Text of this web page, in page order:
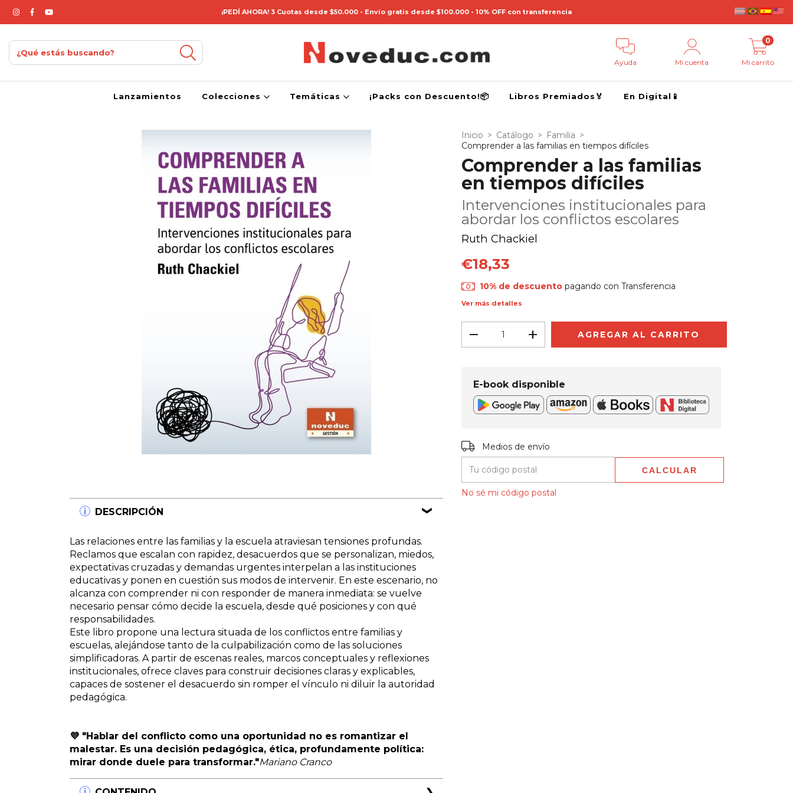
¡PEDÍ AHORA! 3 Cuotas desde $50.000 - Envío gratis desde $100.000 - 10% OFF con transferencia
Ayuda Mi cuenta Mi carrito
0
Lanzamientos Colecciones Temáticas ¡Packs con Descuento!📦 Libros Premiados🏅 En Digital📱
DESCRIPCIÓN
Las relaciones entre las familias y la escuela atraviesan tensiones profundas.
Reclamos que escalan con rapidez, desacuerdos que se personalizan, miedos,
expectativas cruzadas y demandas urgentes interpelan a las instituciones
educativas y ponen en cuestión sus modos de intervenir. En este escenario, no
alcanza con comprender ni con responder de manera inmediata: se vuelve
necesario pensar cómo decide la escuela, desde qué posiciones y con qué
responsabilidades.
Este libro propone una lectura situada de los conflictos entre familias y
escuelas, alejándose tanto de la culpabilización como de las soluciones
simplificadoras. A partir de escenas reales, marcos conceptuales y reflexiones
institucionales, ofrece claves para construir decisiones claras y explicables,
capaces de sostener el desacuerdo sin romper el vínculo ni diluir la autoridad
pedagógica.
💜 "Hablar del conflicto como una oportunidad no es romantizar el
malestar. Es una decisión pedagógica, ética, profundamente política:
mirar donde duele para transformar."Mariano Cranco
Inicio > Catálogo > Familia >
Comprender a las familias en tiempos difíciles
Comprender a las familias
en tiempos difíciles
Intervenciones institucionales para
abordar los conflictos escolares
Ruth Chackiel
€18,33
10% de descuento pagando con Transferencia
Ver más detalles
E-book disponible
Entregas para el CP:
Medios de envío
CALCULAR
No sé mi código postal